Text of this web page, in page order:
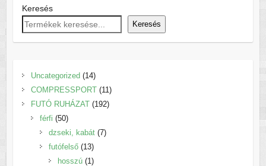
Keresés
Keresés
Uncategorized 1414
termék
COMPRESSPORT 11 11
termék
FUTÓ RUHÁZAT 192192
férfi 5050
termék
dzseki, kabát 77
futófelső 1313
termék
hosszú 1 1